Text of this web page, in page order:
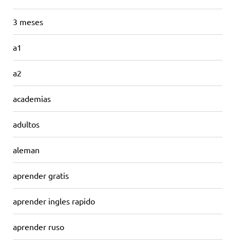
3 meses
a1
a2
academias
adultos
aleman
aprender gratis
aprender ingles rapido
aprender ruso